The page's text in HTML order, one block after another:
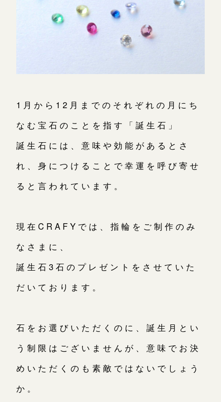
1月から12月までのそれぞれの月にち
なむ宝石のことを指す「誕生石」
誕生石には、意味や効能があるとさ
れ、身につけることで幸運を呼び寄せ
ると言われています。
現在CRAFYでは、指輪をご制作のみ
なさまに、
誕生石3石のプレゼントをさせていた
だいております。
石をお選びいただくのに、誕生月とい
う制限はございませんが、意味でお決
めいただくのも素敵ではないでしょう
か。